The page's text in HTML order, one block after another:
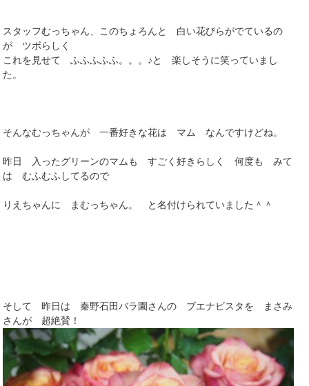
スタッフむっちゃん、このちょろんと 白い花びらがでているの
が ツボらしく
これを見せて ふふふふふ。。。♪と 楽しそうに笑っていまし
た。
そんなむっちゃんが 一番好きな花は マム なんですけどね。
昨日 入ったグリーンのマムも すごく好きらしく 何度も みて
は むふむふしてるので
りえちゃんに まむっちゃん。 と名付けられていました＾＾
そして 昨日は 秦野石田バラ園さんの ブエナビスタを まさみ
さんが 超絶賛！